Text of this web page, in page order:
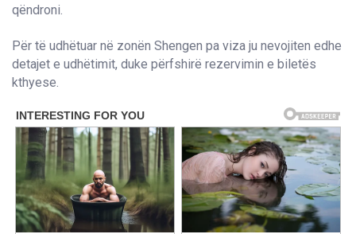
qëndroni.
Për të udhëtuar në zonën Shengen pa viza ju nevojiten edhe
detajet e udhëtimit, duke përfshirë rezervimin e biletës
kthyese.